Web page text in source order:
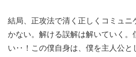
結局、正攻法で清く正しくコミュニ
かない。解ける誤解は解いていく。
い‥！この僕自身は、僕を主人公と